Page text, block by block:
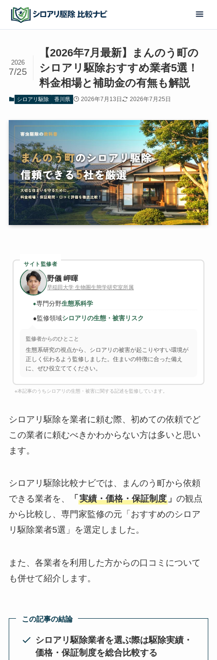
【2026年7月最新】まんのう町の
シロアリ駆除おすすめ業者5選！
料金相場と補助金の有無も解説
2026
7/25
シロアリ駆除 香川県 2026年7月13日 2026年7月25日
サイト監修者
野儀 岬暉
早稲田大学 生物圏生態学研究室所属
●専門分野生態系科学
●監修領域シロアリの生態・被害リスク
監修者からのひとこと
生態系研究の視点から、シロアリの被害が起こりやすい環境が
正しく伝わるよう監修しました。住まいの特徴に合った備え
に、ぜひ役立ててください。
※本記事のうちシロアリの生態・被害に関する記述を監修しています。
シロアリ駆除を業者に頼む際、初めての依頼でど
この業者に頼むべきかわからない方は多いと思い
ます。
シロアリ駆除比較ナビでは、まんのう町から依頼
できる業者を、
「 実績・価格・保証制度」 の観点
から比較し、専門家監修の元「おすすめのシロア
リ駆除業者5選」を選定しました。
また、各業者を利用した方からの口コミについて
も併せて紹介します。
この記事の結論
シロアリ駆除業者を選ぶ際は駆除実績・
価格・保証制度を総合比較する